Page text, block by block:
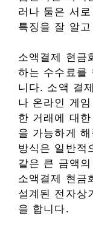
러나 둘은 서
특징을 잘 알
소액결제 현금
하는 수수료를
니다. 소액 결
나 온라인 게
한 거래에 대
을 가능하게
방식은 일반적
같은 큰 금액
소액결제 현금
설계된 전자상
을 합니다.